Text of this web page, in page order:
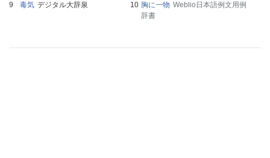
毒気 デジタル大辞泉 胸に一物 Weblio日本語例文用例
辞書